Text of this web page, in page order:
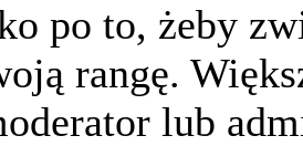
po to, żeby
rangę.
lub